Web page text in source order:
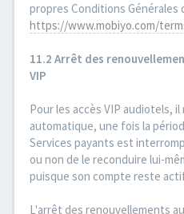
propres Conditions Générales
https://www.mobiyo.com/
11.2 Arrêt des
VIP
Pour les accès VIP audiotels,
automatique, une fois la
Services payants est
ou non de le reconduire lui-
puisque son compte reste
L'arrêt des renouvellements